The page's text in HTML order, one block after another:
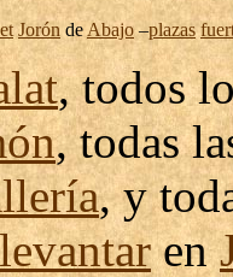
Jorón de Abajo –plazas
, todos
, todas
, y
levantaren